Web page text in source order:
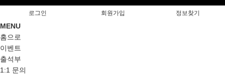
로그인 회원가입 정보찾기
MENU
홈으로
이벤트
출석부
1:1 문의